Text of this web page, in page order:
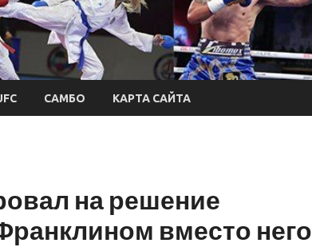
САМБО КАРТА САЙТА
на решение
вместо него